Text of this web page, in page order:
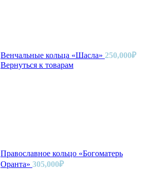
Венчальные кольца «Шасла» 250,000₽
Вернуться к товарам
Православное кольцо «Богоматерь
Оранта» 305,000₽